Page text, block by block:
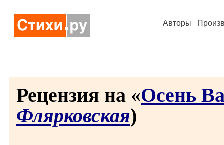
Авторы
Рецензия на «Осень
Флярковская)